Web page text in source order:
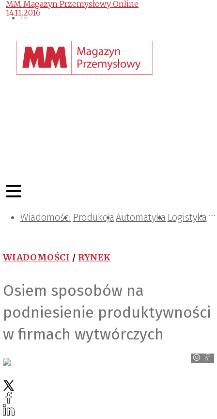
Wiadomości ProdukcjaAutomatyka Logistyka
Projektowanie i konstrukcje
Zarządzanie i IT
Tematy specjalne
WIADOMOŚCI / RYNEK
Osiem sposobów na
podniesienie produktywności
w firmach wytwórczych
Pixabay
MM Magazyn Przemysłowy Online
14.11.2016